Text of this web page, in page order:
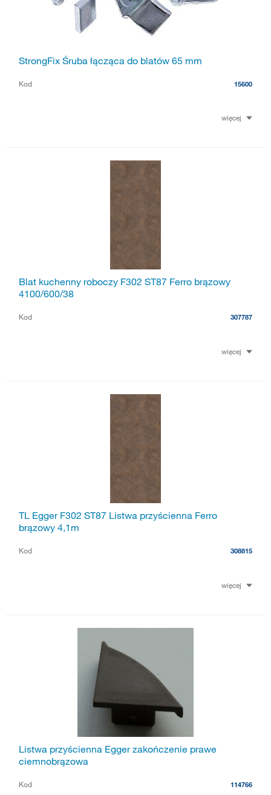
StrongFix Śruba łącząca do blatów 65 mm
Kod 15600
więcej
Blat kuchenny roboczy F302 ST87 Ferro brązowy
4100/600/38
Kod 307787
więcej
TL Egger F302 ST87 Listwa przyścienna Ferro
brązowy 4,1m
Kod 308815
więcej
Listwa przyścienna Egger zakończenie prawe
ciemnobrązowa
Kod 114766